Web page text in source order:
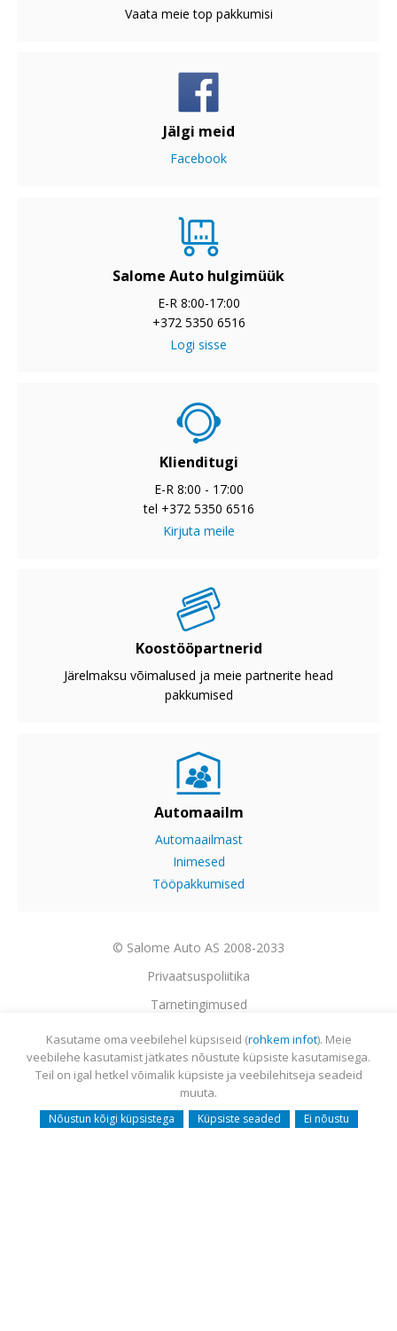
Vaata meie top pakkumisi
Jälgi meid
Facebook
Salome Auto hulgimüük
E-R 8:00-17:00
+372 5350 6516
Logi sisse
Klienditugi
E-R 8:00 - 17:00
tel +372 5350 6516
Kirjuta meile
Koostööpartnerid
Järelmaksu võimalused ja meie partnerite head
pakkumised
Automaailm
Automaailmast
Inimesed
Tööpakkumised
© Salome Auto AS 2008-2033
Privaatsuspoliitika
Tarnetingimused
Garantii
Utiliseerimine
Sisukaart
Webmail
Kasutame oma veebilehel küpsiseid (rohkem infot). Meie
veebilehe kasutamist jätkates nõustute küpsiste kasutamisega.
Teil on igal hetkel võimalik küpsiste ja veebilehitseja seadeid
muuta.
Nõustun kõigi küpsistega Küpsiste seaded Ei nõustu